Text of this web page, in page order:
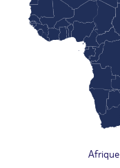
Afrique